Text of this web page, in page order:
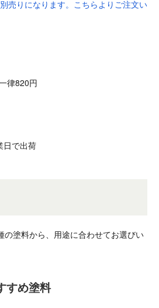
売りになります。こちらよりご注文い
律820円
日で出荷
の塗料から、用途に合わせてお選びい
すめ塗料